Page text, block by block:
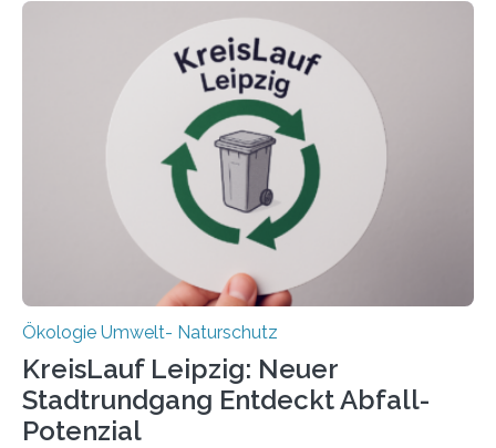
Oldenburg befassen sich insbesondere damit, wie ein
Ökosystem gedeiht – und wie sich dieser Prozess
verlässlich prognostizieren lässt. Grünes Licht für
„DynaCom“: Die Deutsche Forschungsgemeinschaft
(DFG) fördert das Anfang 2019 gestartete
Forschungsprojekt an der Universität Oldenburg für
zwei weitere Jahre mit rund 1,2 Millionen Euro. „Wir
freuen uns sehr über…
Ökologie Umwelt- Naturschutz
KreisLauf Leipzig: Neuer
Stadtrundgang Entdeckt Abfall-
Potenzial